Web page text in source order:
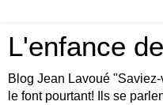
L'enfance
Blog Jean Lavoué
le font pourtant! Ils se